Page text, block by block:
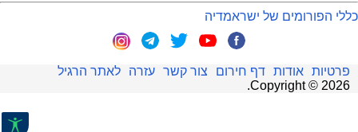
כללי הפורומים של ישראמדיה
פרטיות אודות דף חירום צור קשר עזרה
לאתר הרגיל
Copyright © 2026
.